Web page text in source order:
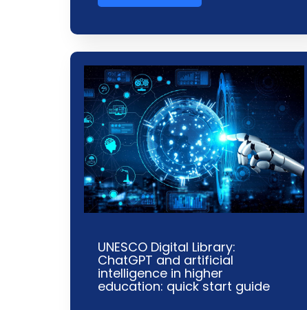
UNESCO Digital Library:
ChatGPT and artificial
intelligence in higher
education: quick start guide